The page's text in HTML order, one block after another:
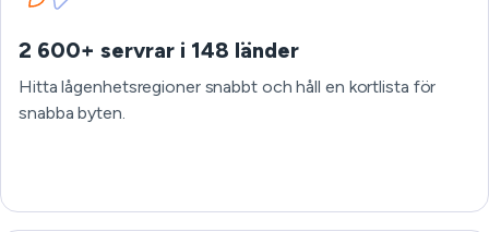
2 600+ servrar i 148 länder
Hitta lågenhetsregioner snabbt och håll en kortlista för
snabba byten.